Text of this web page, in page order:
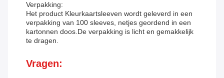
Verpakking:
Het product Kleurkaartsleeven wordt geleverd in een
verpakking van 100 sleeves, netjes geordend in een
kartonnen doos.De verpakking is licht en gemakkelijk
te dragen.
Vragen: